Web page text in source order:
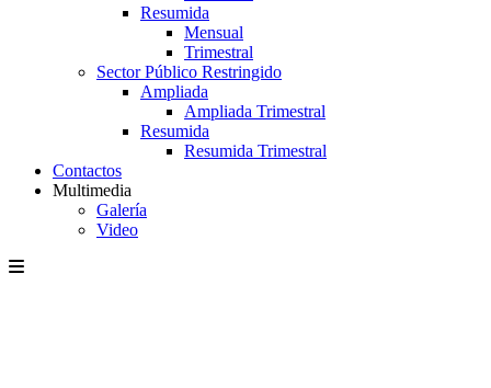
Resumida
Mensual
Trimestral
Sector Público Restringido
Ampliada
Ampliada Trimestral
Resumida
Resumida Trimestral
Contactos
Multimedia
Galería
Video